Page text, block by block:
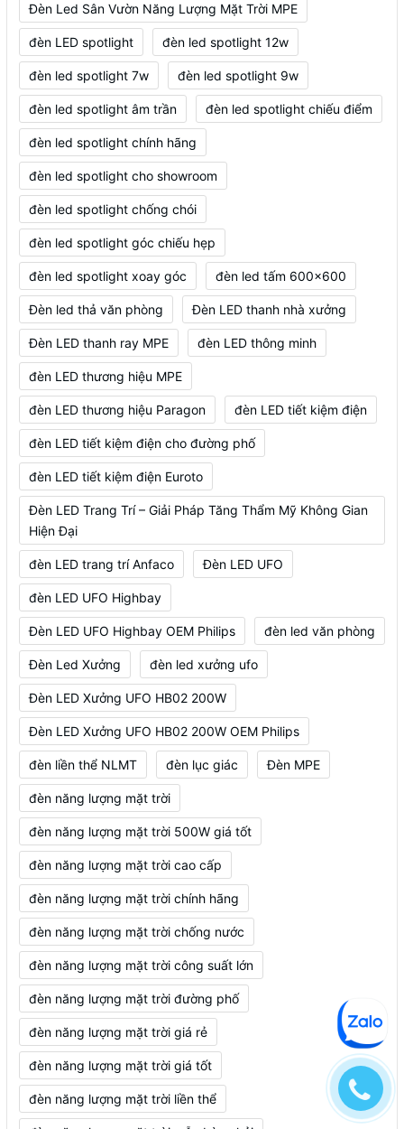
Đèn Led Sân Vườn Năng Lượng Mặt Trời MPE
đèn LED spotlight đèn led spotlight 12w
đèn led spotlight 7w đèn led spotlight 9w
đèn led spotlight âm trần đèn led spotlight chiếu điểm
đèn led spotlight chính hãng
đèn led spotlight cho showroom
đèn led spotlight chống chói
đèn led spotlight góc chiếu hẹp
đèn led spotlight xoay góc đèn led tấm 600x600
Đèn led thả văn phòng Đèn LED thanh nhà xưởng
Đèn LED thanh ray MPE đèn LED thông minh
đèn LED thương hiệu MPE
đèn LED thương hiệu Paragon đèn LED tiết kiệm điện
đèn LED tiết kiệm điện cho đường phố
đèn LED tiết kiệm điện Euroto
Đèn LED Trang Trí – Giải Pháp Tăng Thẩm Mỹ Không Gian
Hiện Đại
đèn LED trang trí Anfaco Đèn LED UFO
đèn LED UFO Highbay
Đèn LED UFO Highbay OEM Philips đèn led văn phòng
Đèn Led Xưởng đèn led xưởng ufo
Đèn LED Xưởng UFO HB02 200W
Đèn LED Xưởng UFO HB02 200W OEM Philips
đèn liền thể NLMT đèn lục giác Đèn MPE
đèn năng lượng mặt trời
đèn năng lượng mặt trời 500W giá tốt
đèn năng lượng mặt trời cao cấp
đèn năng lượng mặt trời chính hãng
đèn năng lượng mặt trời chống nước
đèn năng lượng mặt trời công suất lớn
đèn năng lượng mặt trời đường phố
đèn năng lượng mặt trời giá rẻ
đèn năng lượng mặt trời giá tốt
đèn năng lượng mặt trời liền thể